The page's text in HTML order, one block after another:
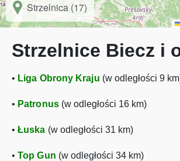
Strzelnica (17)
Strzelnice Biecz i
• Liga Obrony Kraju (w odległości 9
• Patronus(w odległości 16 km)
• Łuska (w odległości 31 km)
• Top Gun (w odległości 34 km)